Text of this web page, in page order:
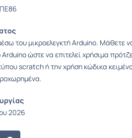
του μικροελεγκτή Arduino. Μάθετε
ώστε να επιτελεί χρήσιμα
scratch ή την χρήση κώδικα
2026